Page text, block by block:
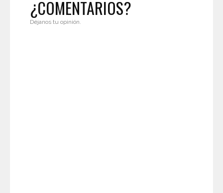
¿COMENTARIOS?
Déjanos tu opinión.